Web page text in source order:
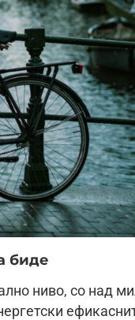
биде
ниво, со над